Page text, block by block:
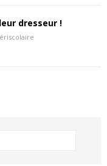
dresseur !